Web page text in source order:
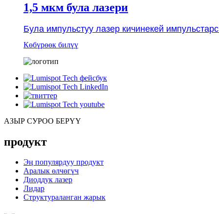
1,5 мкм була лазери
Була импульстуу лазер кичинекей
Көбүрөөк билүү
АЗЫР СУРОО БЕРҮҮ
продукт
Эң популярдуу продукт
Аралык өлчөгүч
Диоддук лазер
Лидар
Структураланган жарык